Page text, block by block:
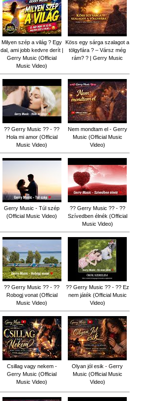
Milyen szép a világ ? Egy
dal, ami jobb kedvre derít |
Gerry Music (Official
Music Video)
Köss egy sárga szalagot a
tölgyfára ?️ – Vársz még
rám? ? | Gerry Music
?? Gerry Music ?? - ??
Hola mi amor (Official
Music Video)
Nem mondtam el - Gerry
Music (Official Music
Video)
Gerry Music - Túl szép
(Official Music Video)
?? Gerry Music ?? - ??
Szívedben élnék (Official
Music Video)
?? Gerry Music ?? - ??
Robogj vonat (Official
Music Video)
?? Gerry Music ?? - ?? Ez
nem játék (Official Music
Video)
Csillag vagy nekem -
Gerry Music (Official
Music Video)
Olyan jól esik - Gerry
Music (Official Music
Video)